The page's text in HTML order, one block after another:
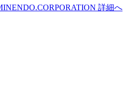
詳細へ